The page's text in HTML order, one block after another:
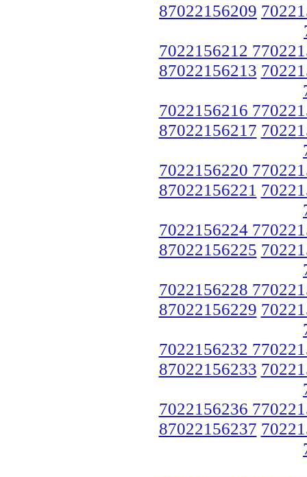
87022156209
7022156212
87022156213
7022156216
87022156217
7022156220
87022156221
7022156224
87022156225
7022156228
87022156229
7022156232
87022156233
7022156236
87022156237